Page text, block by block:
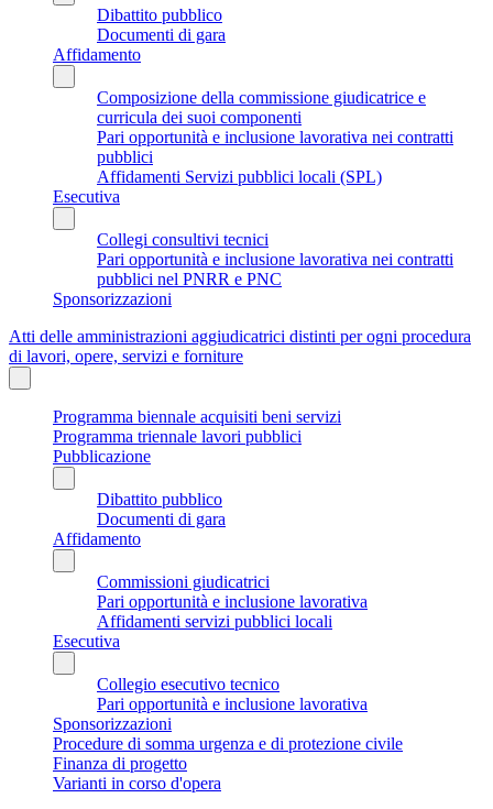
Dibattito pubblico
Documenti di gara
Affidamento
Composizione della commissione giudicatrice e
curricula dei suoi componenti
Pari opportunità e inclusione lavorativa nei contratti
pubblici
Affidamenti Servizi pubblici locali (SPL)
Esecutiva
Collegi consultivi tecnici
Pari opportunità e inclusione lavorativa nei contratti
pubblici nel PNRR e PNC
Sponsorizzazioni
Atti delle amministrazioni aggiudicatrici distinti per ogni procedura
di lavori, opere, servizi e forniture
Programma biennale acquisiti beni servizi
Programma triennale lavori pubblici
Pubblicazione
Dibattito pubblico
Documenti di gara
Affidamento
Commissioni giudicatrici
Pari opportunità e inclusione lavorativa
Affidamenti servizi pubblici locali
Esecutiva
Collegio esecutivo tecnico
Pari opportunità e inclusione lavorativa
Sponsorizzazioni
Procedure di somma urgenza e di protezione civile
Finanza di progetto
Varianti in corso d'opera